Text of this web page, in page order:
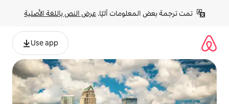
آليًا. عرض النص باللغة الأصلية